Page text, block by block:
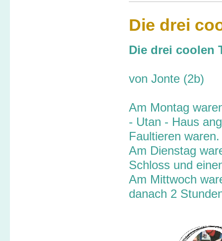
Die drei
Die drei coolen
von Jonte (2b)
Am Montag
- Utan - Haus
Faultieren waren.
Am Dienstag
Schloss und
Am Mittwoch
danach 2